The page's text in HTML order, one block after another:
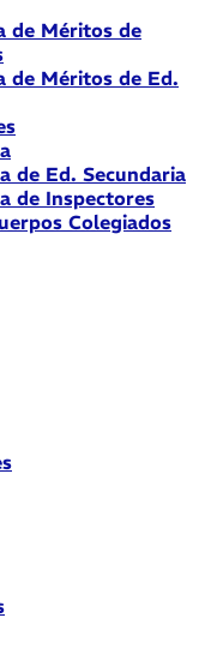
de Méritos de
de Méritos de Ed.
de Ed. Secundaria
de Inspectores
Colegiados